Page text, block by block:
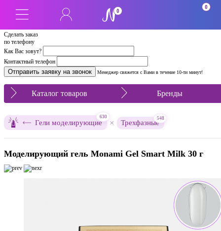
Сделать заказ
по телефону
Как Вас зовут?
Контактный телефон
Менеджер свяжется с Вами в течение 10-ти минут!
0
0
Каталог товаров Бренды
Гели моделирующие
630
× Трехфазные
548
Моделирующий гель Monami Gel Smart Milk 30 г